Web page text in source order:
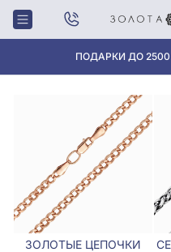
ПОДАРКИ ДО
Главная Цепочки
ЦЕПОЧКИ
ЗОЛОТЫЕ ЦЕПОЧКИ